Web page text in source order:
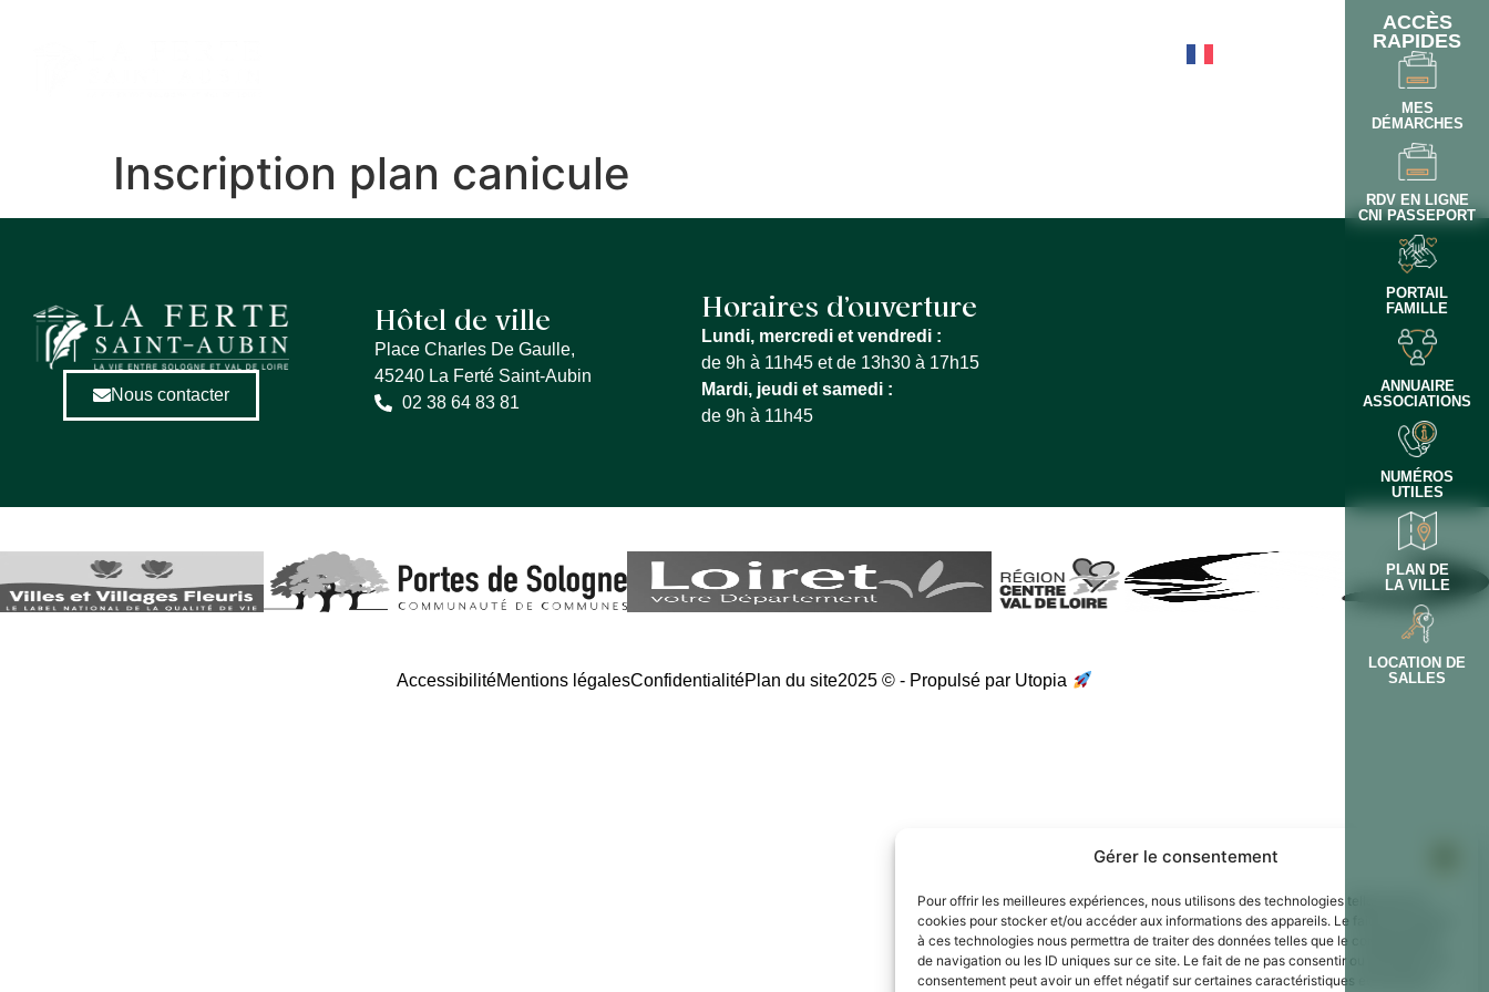
Gérer le consentement
Pour offrir les meilleures expériences, nous utilisons des technologies telles que les
cookies pour stocker et/ou accéder aux informations des appareils. Le fait de consentir
à ces technologies nous permettra de traiter des données telles que le comportement
de navigation ou les ID uniques sur ce site. Le fait de ne pas consentir ou de retirer son
consentement peut avoir un effet négatif sur certaines caractéristiques et fonctions.
ACCÈS
RAPIDES
MES
DÉMARCHES
RDV EN LIGNE
CNI PASSEPORT
PORTAIL
FAMILLE
ANNUAIRE
ASSOCIATIONS
NUMÉROS
UTILES
PLAN DE
LA VILLE
LOCATION DE
SALLES
Inscription plan canicule
Nous contacter
Hôtel de ville
Place Charles De Gaulle,
45240 La Ferté Saint-Aubin
02 38 64 83 81
Horaires d’ouverture
Lundi, mercredi et vendredi :
de 9h à 11h45 et de 13h30 à 17h15
Mardi, jeudi et samedi :
de 9h à 11h45
AccessibilitéMentions légalesConfidentialitéPlan du site2025 © - Propulsé par Utopia